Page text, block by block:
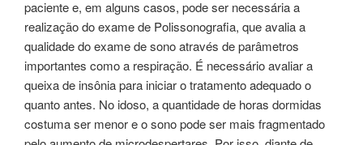
paciente e, em alguns casos, pode ser necessária a
realização do exame de Polissonografia, que avalia a
qualidade do exame de sono através de parâmetros
importantes como a respiração. É necessário avaliar a
queixa de insônia para iniciar o tratamento adequado o
quanto antes. No idoso, a quantidade de horas dormidas
costuma ser menor e o sono pode ser mais fragmentado